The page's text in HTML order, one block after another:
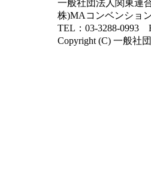
一般社団法人関東連
株)MAコンベンショ
TEL：03-3288-0993
Copyright (C) 一般社